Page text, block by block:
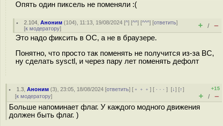
Опять один пиксель не поменяли :(
2.104 ,Аноним (104), 11:13, 19/08/2024 [^] [^^] [^^^] [ответить]
[к модератору] + / –
Это надо фиксить в ОС, а не в браузере.
Понятно, что просто так поменять не получится из-за BC,
ну сделать sysctl, и через пару лет поменять дефолт
1.3 ,Аноним (3), 23:05, 18/08/2024 [ответить] [ ﹢﹢﹢] [ · · ·][↓] [↑]
[к модератору]
+15
+ / –
Больше напоминает флаг. У каждого модного движения
должен быть флаг. )